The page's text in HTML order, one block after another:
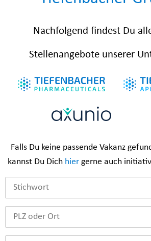
Nachfolgend findest Du
Stellenangebote unserer
Falls Du keine passende Vakanz
kannst Du Dich hiergerne auch